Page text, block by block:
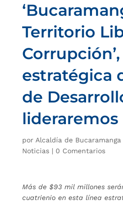
Territorio
estratégica
de
lideraremos
por Alcaldía de Bucaramanga
Noticias| 0 Comentarios
Más de $93 mil millones
cuatrienio en esta línea